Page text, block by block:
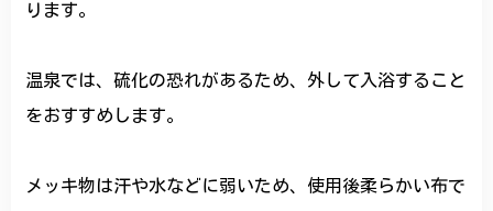
ります。
温泉では、硫化の恐れがあるため、外して入浴すること
をおすすめします。
メッキ物は汗や水などに弱いため、使用後柔らかい布で